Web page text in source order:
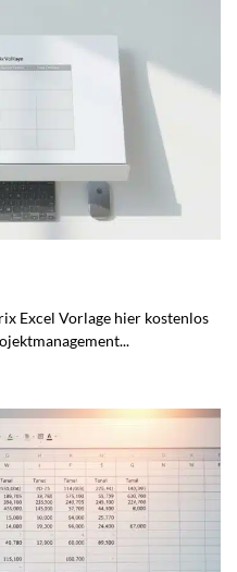
Excel Vorlage hier kostenlos